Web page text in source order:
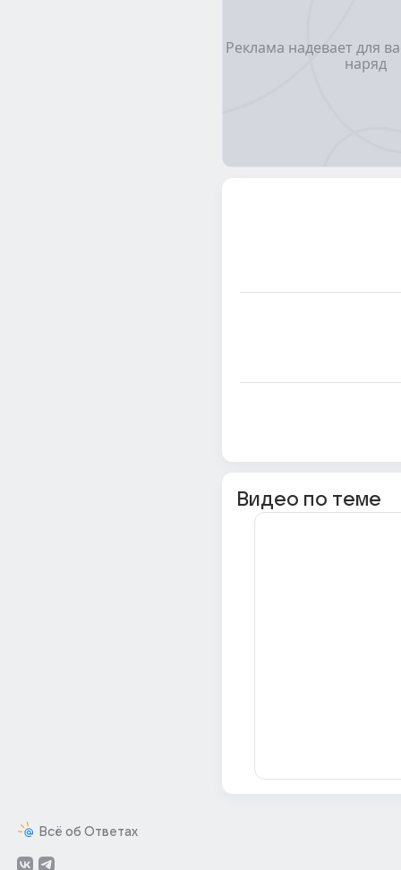
Всё об Ответах
Видео по теме